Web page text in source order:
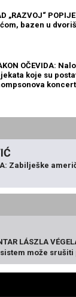
„RAZVOJ“
bazen u
OČEVIDA:
koje su
Zabilješke
LÁSZLA
sistem može